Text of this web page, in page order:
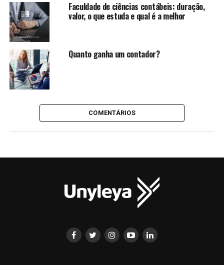
Faculdade de ciências contábeis: duração,
valor, o que estuda e qual é a melhor
Quanto ganha um contador?
COMENTÁRIOS